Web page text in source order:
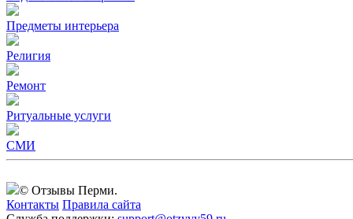
Предметы интерьера
Религия
Ремонт
Ритуальные услуги
СМИ
© Отзывы Перми.
Контакты Правила сайта